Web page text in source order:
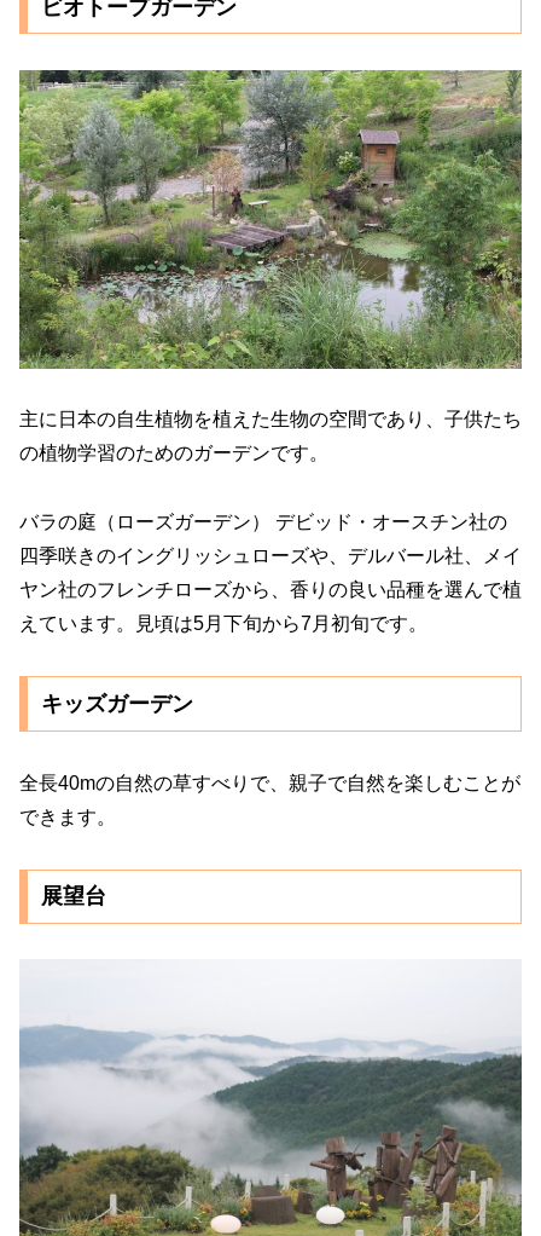
ビオトープガーデン
主に日本の自生植物を植えた生物の空間であり、子供たち
の植物学習のためのガーデンです。
バラの庭（ローズガーデン） デビッド・オースチン社の
四季咲きのイングリッシュローズや、デルバール社、メイ
ヤン社のフレンチローズから、香りの良い品種を選んで植
えています。見頃は5月下旬から7月初旬です。
キッズガーデン
全長40mの自然の草すべりで、親子で自然を楽しむことが
できます。
展望台